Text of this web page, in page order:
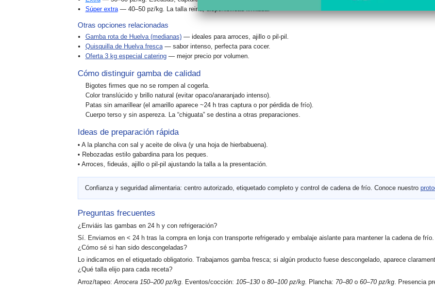
Súper extra— 40–50 pz/kg. La talla reina; disponibilidad limitada.
Otras opciones relacionadas
Gamba rota de Huelva (medianas)— ideales para arroces, ajillo o pil-pil.
Quisquilla de Huelva fresca— sabor intenso, perfecta para cocer.
Oferta 3 kg especial catering— mejor precio por volumen.
Cómo distinguir gamba de calidad
Bigotes firmes que no se rompen al cogerla.
Color translúcidoy brillo natural (evitar opaco/anaranjado intenso).
Patas sin amarillear(el amarillo aparece ~24 h tras captura o por pérdida de frío).
Cuerpo tersoy sin aspereza. La “chiguata” se destina a otras preparaciones.
Ideas de preparación rápida
• A la plancha con sal y aceite de oliva (y una hoja de hierbabuena).
• Rebozadas estilo gabardina para los peques.
• Arroces, fideuás, ajillo o pil-pil ajustando la talla a la presentación.
Confianza y seguridad alimentaria: centro autorizado, etiquetado completo y control de cadena de frío. Conoce nuestro
Preguntas frecuentes
¿Enviáis las gambas en 24 h y con refrigeración?
Sí. Enviamos en < 24 h tras la compra en lonja con transporte refrigerado y embalaje aislante para mantener la cadena de frío.
¿Cómo sé si han sido descongeladas?
Lo indicamos en el etiquetado obligatorio. Trabajamos gamba fresca; si algún producto fuese descongelado, aparece
¿Qué talla elijo para cada receta?
Arroz/tapeo: Arrocera 150–200 pz/kg . Eventos/cocción: 105–130 o 80–100 pz/kg . Plancha: 70–80 o 60–70 pz/kg . Presencia